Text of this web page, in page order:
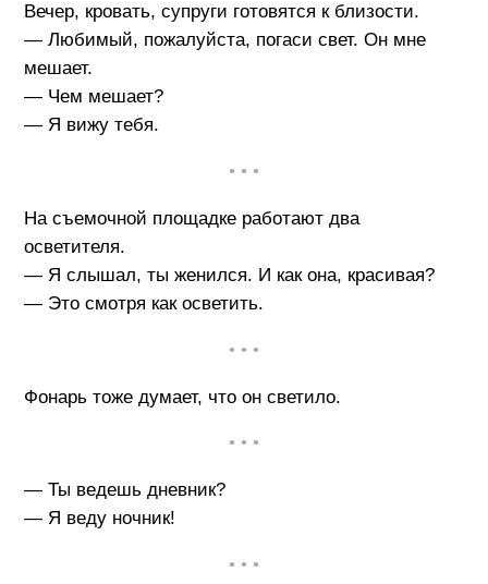
Вечер, кровать, супруги готовятся к близости.
— Любимый, пожалуйста, погаси свет. Он мне
мешает.
— Чем мешает?
— Я вижу тебя.
• • •
На съемочной площадке работают два
осветителя.
— Я слышал, ты женился. И как она, красивая?
— Это смотря как осветить.
• • •
Фонарь тоже думает, что он светило.
• • •
— Ты ведешь дневник?
— Я веду ночник!
• • •